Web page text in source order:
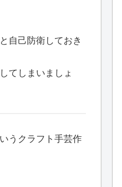
自己防衛しておき
てしまいましょ
うクラフト手芸作